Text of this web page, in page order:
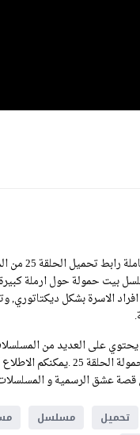
مشاهدة
بيت حمولة حول ارملة كبيرة
على العديد من
في هذه الحلقة نعرض لكم
عشق الرسمية و المسلسلات
تحميل مسلسل